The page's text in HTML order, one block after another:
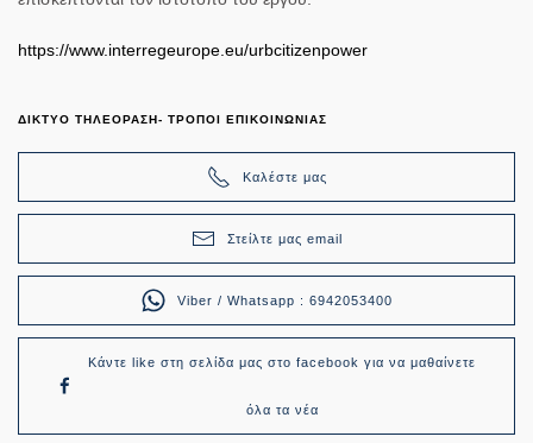
https://www. interregeurope eu/urbcitizenpower
ΔΙΚΤΥΟ ΤΗΛΕΟΡΑΣΗ- ΤΡΟΠΟΙ ΕΠΙΚΟΙΝΩΝΙΑΣ
Καλέστε μας
Στείλτε μας email
Viber / Whatsapp : 6942053400
Κάντε like στη σελίδα μας στο facebook για να μαθαίνετε
όλα τα νέα